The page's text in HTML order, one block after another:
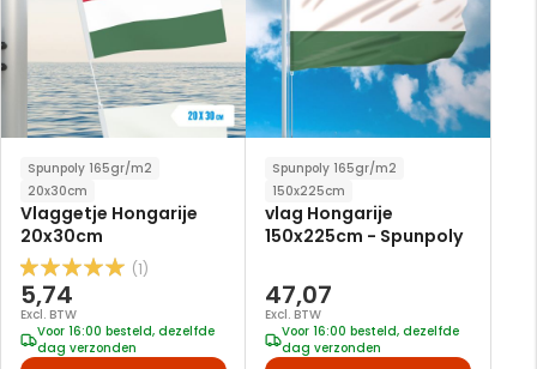
Spunpoly 165gr/m2
20x30cm
Vlaggetje Hongarije
20x30cm
Waardering:
100
% of100
(1)
5,74
Excl. BTW
Voor 16:00 besteld, dezelfde
dag verzonden
Spunpoly 165gr/m2
150x225cm
vlag Hongarije
150x225cm - Spunpoly
47,07
Excl. BTW
Voor 16:00 besteld, dezelfde
dag verzonden